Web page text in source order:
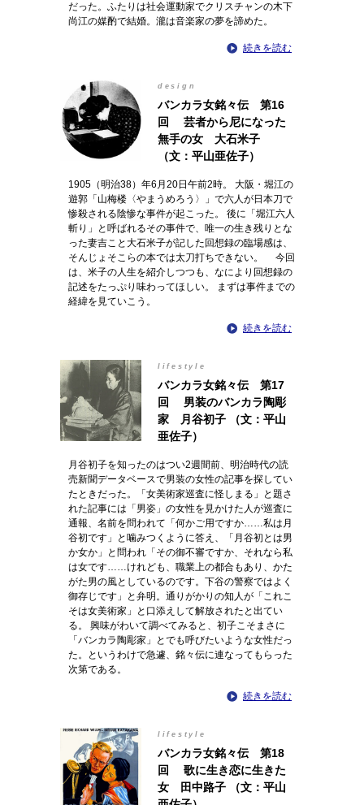
だった。ふたりは社会運動家でクリスチャンの木下
尚江の媒酌で結婚。瀧は音楽家の夢を諦めた。
続きを読む
design
バンカラ女銘々伝 第16
回 芸者から尼になった
無手の女 大石米子
（文：平山亜佐子）
1905（明治38）年6月20日午前2時。 大阪・堀江の
遊郭「山梅楼〈やまうめろう〉」で六人が日本刀で
惨殺される陰惨な事件が起こった。 後に「堀江六人
斬り」と呼ばれるその事件で、唯一の生き残りとな
った妻吉こと大石米子が記した回想録の臨場感は、
そんじょそこらの本では太刀打ちできない。 今回
は、米子の人生を紹介しつつも、なにより回想録の
記述をたっぷり味わってほしい。 まずは事件までの
経緯を見ていこう。
続きを読む
lifestyle
バンカラ女銘々伝 第17
回 男装のバンカラ陶彫
家 月谷初子 （文：平山
亜佐子）
月谷初子を知ったのはつい2週間前、明治時代の読
売新聞データベースで男装の女性の記事を探してい
たときだった。「女美術家巡査に怪しまる」と題さ
れた記事には「男姿」の女性を見かけた人が巡査に
通報、名前を問われて「何かご用ですか……私は月
谷初です」と噛みつくように答え、「月谷初とは男
か女か」と問われ「その御不審ですか、それなら私
は女です……けれども、職業上の都合もあり、かた
がた男の風としているのです。下谷の警察ではよく
御存じです」と弁明。通りがかりの知人が「これこ
そは女美術家」と口添えして解放されたと出てい
る。 興味がわいて調べてみると、初子こそまさに
「バンカラ陶彫家」とでも呼びたいような女性だっ
た。というわけで急遽、銘々伝に連なってもらった
次第である。
続きを読む
lifestyle
バンカラ女銘々伝 第18
回 歌に生き恋に生きた
女 田中路子 （文：平山